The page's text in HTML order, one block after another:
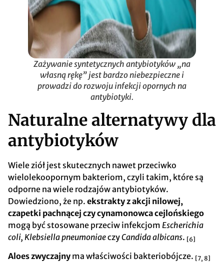
Zażywanie syntetycznych antybiotyków „na
własną rękę” jest bardzo niebezpieczne i
prowadzi do rozwoju infekcji opornych na
antybiotyki.
Naturalne alternatywy dla
antybiotyków
Wiele ziół jest skutecznych nawet przeciwko
wielolekoopornym bakteriom, czyli takim, które są
odporne na wiele rodzajów antybiotyków.
Dowiedziono, że np. ekstrakty z akcji nilowej,
czapetki pachnącej czy cynamonowca cejlońskiego
mogą być stosowane przeciw infekcjom Escherichia
coli, Klebsiella pneumoniaeczyCandida albicans. [6]
Aloes zwyczajny ma właściwości bakteriobójcze. [7, 8]